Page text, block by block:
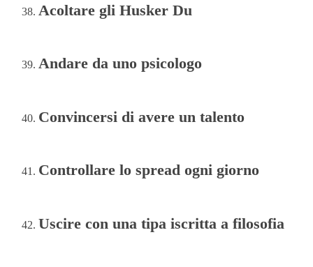
Acoltare gli Husker Du
Andare da uno psicologo
Convincersi di avere un talento
Controllare lo spread ogni giorno
Uscire con una tipa iscritta a filosofia